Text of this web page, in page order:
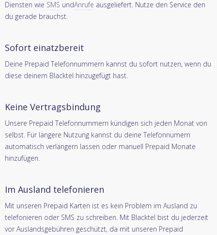
Diensten wie SMS undAnrufe ausgeliefert. Nutze den Service den
du gerade brauchst.
Sofort einatzbereit
Deine Prepaid Telefonnummern kannst du sofort nutzen, wenn du
diese deinem Blacktel hinzugefügt hast.
Keine Vertragsbindung
Unsere Prepaid Telefonnummern kündigen sich jeden Monat von
selbst. Für längere Nutzung kannst du deine Telefonnumern
automatisch verlängern lassen oder manuell Prepaid Monate
hinzufügen.
Im Ausland telefonieren
Mit unseren Prepaid Karten ist es kein Problem im Ausland zu
telefonieren oder SMS zu schreiben. Mit Blacktel bist du jederzeit
vor Auslandsgebühren geschützt, da mit unseren Prepaid